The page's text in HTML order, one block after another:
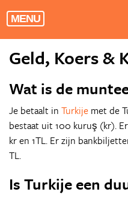
MENU
Geld, Koers &
Wat is de
Je betaalt in Turkije met de
bestaat uit 100 kuruş (kr).
kr en 1TL. Er zijn
TL.
Is Turkije een